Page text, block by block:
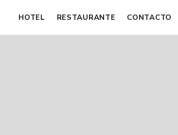
HOTEL RESTAURANTE CONTACTO